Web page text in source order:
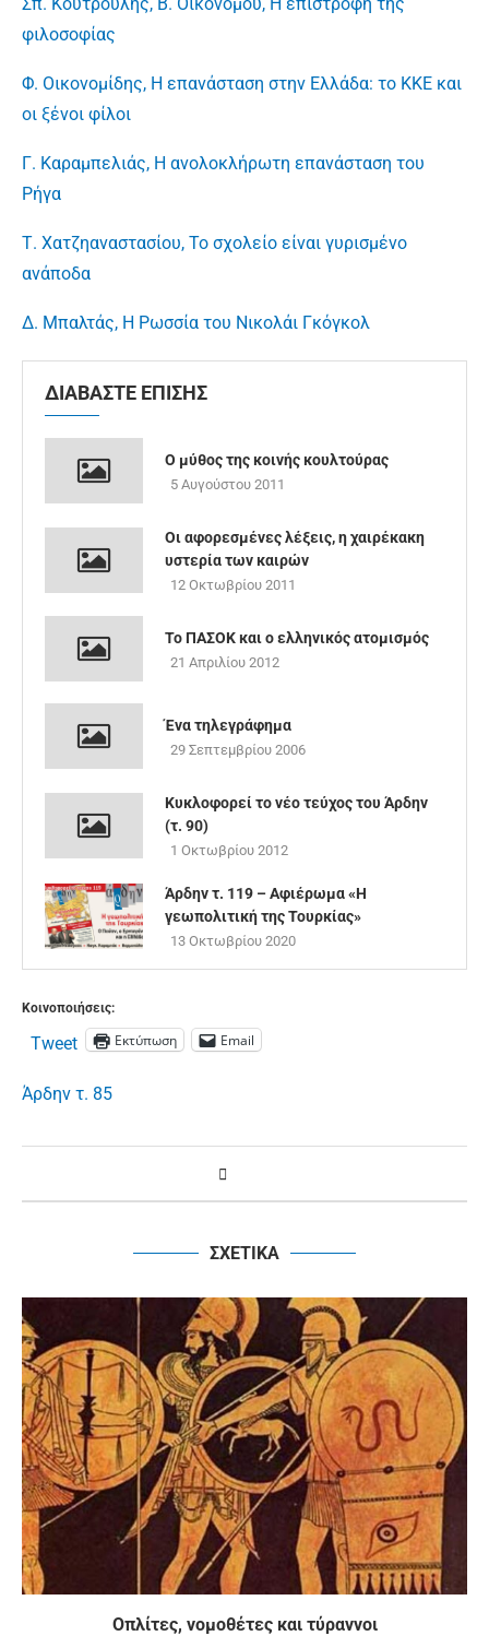
φιλοσοφίας
Φ. Οικονομίδης, Η επανάσταση στην Ελλάδα: το ΚΚΕ και
οι ξένοι φίλοι
Γ. Καραμπελιάς, Η ανολοκλήρωτη επανάσταση του
Ρήγα
Τ. Χατζηαναστασίου, Το σχολείο είναι γυρισμένο
ανάποδα
Δ. Μπαλτάς, Η Ρωσσία του Νικολάι Γκόγκολ
ΔΙΑΒΑΣΤΕ ΕΠΙΣΗΣ
Ο μύθος της κοινής κουλτούρας
5 Αυγούστου 2011
Οι αφορεσμένες λέξεις, η χαιρέκακη
υστερία των καιρών
12 Οκτωβρίου 2011
Το ΠΑΣΟΚ και ο ελληνικός ατομισμός
21 Απριλίου 2012
Ένα τηλεγράφημα
29 Σεπτεμβρίου 2006
Κυκλοφορεί το νέο τεύχος του Άρδην
(τ. 90)
1 Οκτωβρίου 2012
Άρδην τ. 119 – Aφιέρωμα «Η
γεωπολιτική της Τουρκίας»
13 Οκτωβρίου 2020
Κοινοποιήσεις:
Tweet Εκτύπωση Email
Άρδην τ. 85
ΣΧΕΤΙΚΑ
Οπλίτες, νομοθέτες και τύραννοι